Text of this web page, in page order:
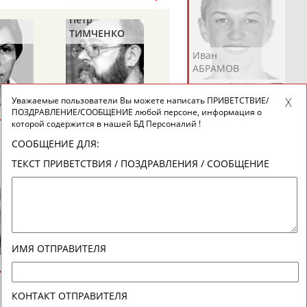
Валерий
АБРАМОВ
Иван
АБРАМОВ
Екатерина
АБРАМОВА
Ирина
АБРАМОВА
АБРАМОВА
АБРАМЯН
Осеп
АБРАМЯН
АБРАРОВ
Петр
ТИМЧЕНКО
Елена
ДАВЫДОВА
ВЕСЬ СПИСОК
Александр
ЯГУБКИН
Геннадий
ТУРЕЦКИЙ
Уважаемые пользователи Вы можете написать ПРИВЕТСТВИЕ/
ПОЗДРАВЛЕНИЕ/СООБЩЕНИЕ любой персоне, информация о
которой содержится в нашей БД Персоналий !
СООБЩЕНИЕ ДЛЯ:
ТЕКСТ ПРИВЕТСТВИЯ / ПОЗДРАВЛЕНИЯ / СООБЩЕНИЕ
ИМЯ ОТПРАВИТЕЛЯ
КОНТАКТ ОТПРАВИТЕЛЯ